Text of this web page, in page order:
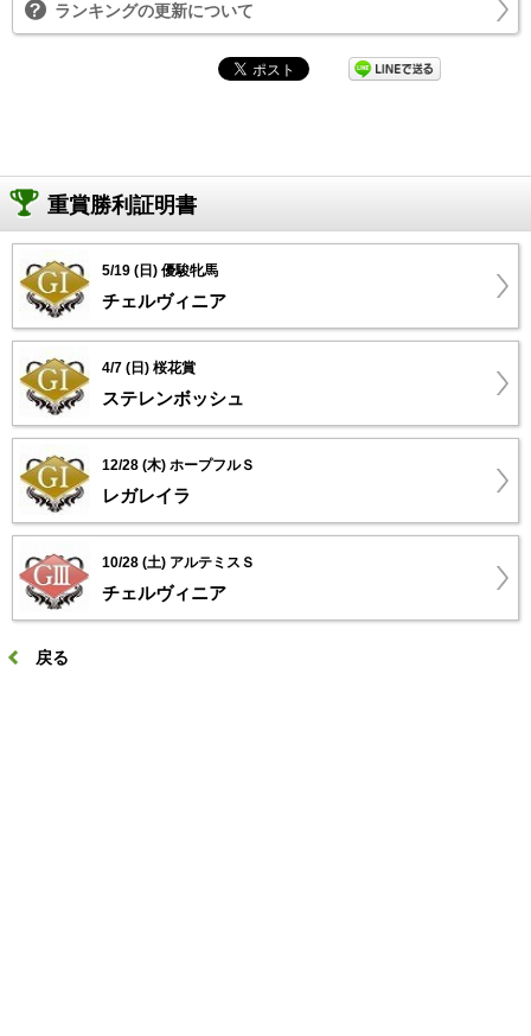
ランキングの更新について
重賞勝利証明書
5/19 (日) 優駿牝馬
チェルヴィニア
4/7 (日) 桜花賞
ステレンボッシュ
12/28 (木) ホープフルＳ
レガレイラ
10/28 (土) アルテミスＳ
チェルヴィニア
戻る